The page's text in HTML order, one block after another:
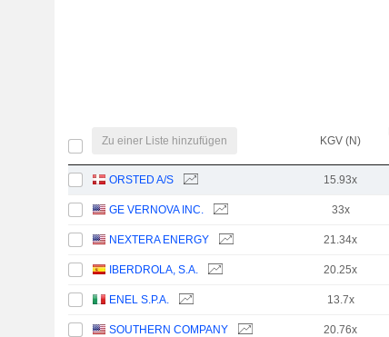
Zu einer Liste hinzufügen KGV (N)
ORSTED A/S 15.93x
GE VERNOVA INC. 33x
NEXTERA ENERGY 21.34x
IBERDROLA, S.A. 20.25x
ENEL S.P.A. 13.7x
SOUTHERN COMPANY 20.76x